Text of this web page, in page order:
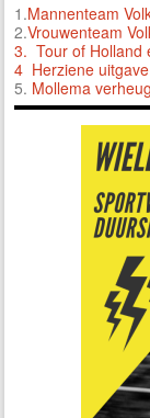
1.Mannenteam
2.Vrouwenteam
3. Tour of Holland
4 Herziene
5. Mollema